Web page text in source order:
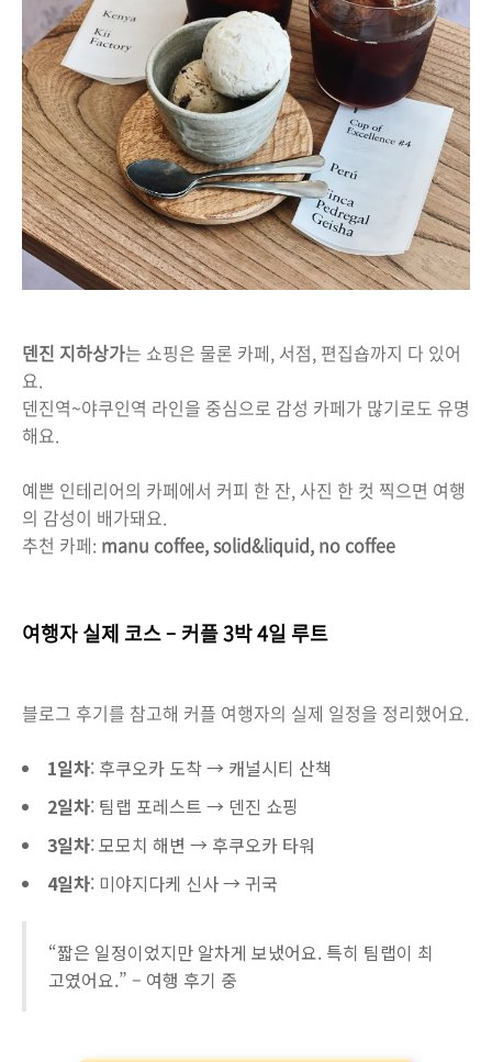
덴진 지하상가는 쇼핑은 물론 카페, 서점, 편집숍까지 다 있어
요.
덴진역~야쿠인역 라인을 중심으로 감성 카페가 많기로도 유명
해요.
예쁜 인테리어의 카페에서 커피 한 잔, 사진 한 컷 찍으면 여행
의 감성이 배가돼요.
추천 카페: manu coffee, solid&liquid, no coffee
여행자 실제 코스 – 커플 3박 4일 루트
블로그 후기를 참고해 커플 여행자의 실제 일정을 정리했어요.
1일차: 후쿠오카 도착 → 캐널시티 산책
2일차: 팀랩 포레스트 → 덴진 쇼핑
3일차: 모모치 해변 → 후쿠오카 타워
4일차: 미야지다케 신사 → 귀국
“짧은 일정이었지만 알차게 보냈어요. 특히 팀랩이 최
고였어요.” – 여행 후기 중